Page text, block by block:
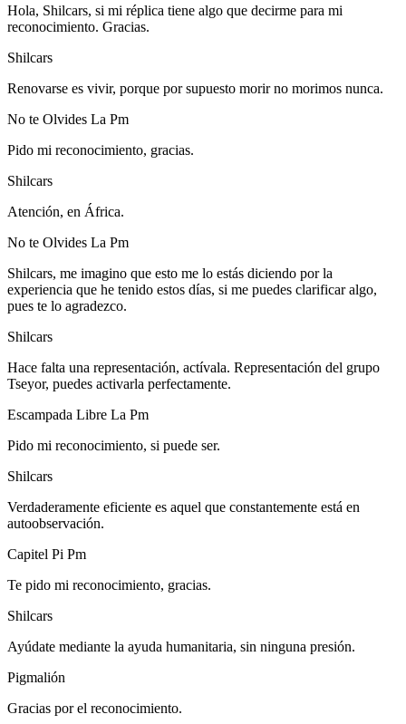
Hola, Shilcars, si mi réplica tiene algo que decirme para mi
reconocimiento. Gracias.
Shilcars
Renovarse es vivir, porque por supuesto morir no morimos nunca.
No te Olvides La Pm
Pido mi reconocimiento, gracias.
Shilcars
Atención, en África.
No te Olvides La Pm
Shilcars, me imagino que esto me lo estás diciendo por la
experiencia que he tenido estos días, si me puedes clarificar algo,
pues te lo agradezco.
Shilcars
Hace falta una representación, actívala. Representación del grupo
Tseyor, puedes activarla perfectamente.
Escampada Libre La Pm
Pido mi reconocimiento, si puede ser.
Shilcars
Verdaderamente eficiente es aquel que constantemente está en
autoobservación.
Capitel Pi Pm
Te pido mi reconocimiento, gracias.
Shilcars
Ayúdate mediante la ayuda humanitaria, sin ninguna presión.
Pigmalión
Gracias por el reconocimiento.